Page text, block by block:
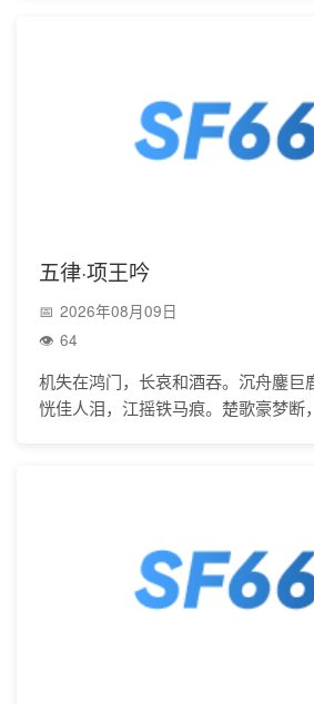
五律·项王吟
2026年08月09日
64
机失在鸿门，长哀和酒吞。沉舟鏖巨
恍佳人泪，江摇铁马痕。楚歌豪梦断